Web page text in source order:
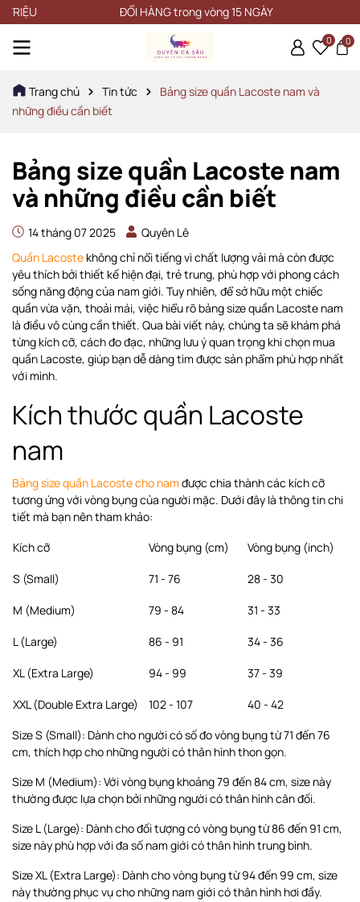
ĐỔI HÀNG trong vòng 15 NGÀY
0 0
Trang chủ Tin tức
Bảng size quần Lacoste nam và
những điều cần biết
Bảng size quần Lacoste nam
và những điều cần biết
14 tháng 07 2025
Quyên Lê
Quần Lacoste không chỉ nổi tiếng vì chất lượng vải mà còn được
yêu thích bởi thiết kế hiện đại, trẻ trung, phù hợp với phong cách
sống năng động của nam giới. Tuy nhiên, để sở hữu một chiếc
quần vừa vặn, thoải mái, việc hiểu rõ bảng size quần Lacoste nam
là điều vô cùng cần thiết. Qua bài viết này, chúng ta sẽ khám phá
từng kích cỡ, cách đo đạc, những lưu ý quan trọng khi chọn mua
quần Lacoste, giúp bạn dễ dàng tìm được sản phẩm phù hợp nhất
với mình.
Kích thước quần Lacoste
nam
Bảng size quần Lacoste cho nam được chia thành các kích cỡ
tương ứng với vòng bụng của người mặc. Dưới đây là thông tin chi
tiết mà bạn nên tham khảo:
Kích cỡ
Vòng bụng (cm) Vòng bụng (inch)
S (Small) 71 - 76 28 - 30
M (Medium) 79 - 84 31 - 33
L (Large) 86 - 91 34 - 36
XL (Extra Large) 94 - 99 37 - 39
XXL (Double Extra Large) 102 - 107
40 - 42
Size S (Small): Dành cho người có số đo vòng bụng từ 71 đến 76
cm, thích hợp cho những người có thân hình thon gọn.
Size M (Medium): Với vòng bụng khoảng 79 đến 84 cm, size này
thường được lựa chọn bởi những người có thân hình cân đối.
Size L (Large): Dành cho đối tượng có vòng bụng từ 86 đến 91 cm,
size này phù hợp với đa số nam giới có thân hình trung bình.
Size XL (Extra Large): Dành cho vòng bụng từ 94 đến 99 cm, size
này thường phục vụ cho những nam giới có thân hình hơi đầy.